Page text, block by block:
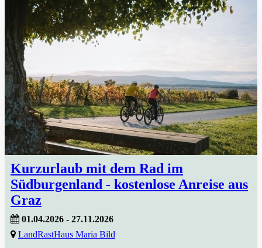
Kurzurlaub mit dem Rad im
Südburgenland - kostenlose Anreise aus
Graz
01.04.2026 - 27.11.2026
LandRastHaus Maria Bild